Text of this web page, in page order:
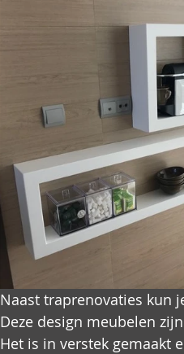
Naast traprenovaties kun
Deze design meubelen
Het is in verstek gemaakt